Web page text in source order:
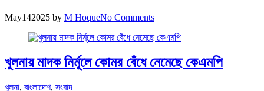
May142025 by M HoqueNo Comments
খুলনায় মাদক নির্মূলে কোমর বেঁধে নেমেছে কেএমপি
খুলনা, বাংলাদেশ, সংবাদ